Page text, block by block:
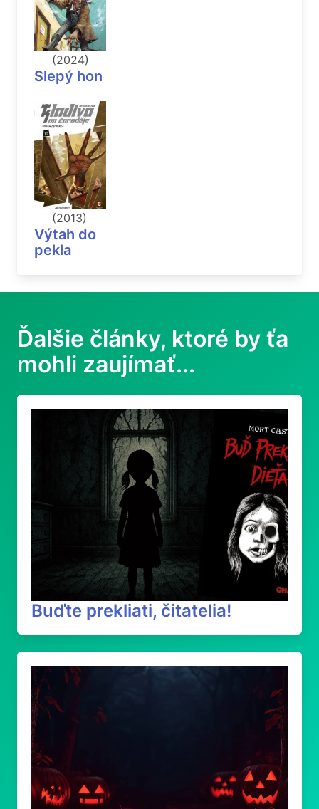
(2024)
Slepý hon
(2013)
Výtah do
pekla
Ďalšie články, ktoré by ťa
mohli zaujímať...
Buďte prekliati, čitatelia!